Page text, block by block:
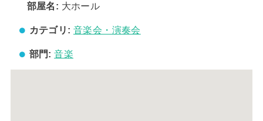
部屋名: 大ホール
カテゴリ: 音楽会・演奏会
部門: 音楽